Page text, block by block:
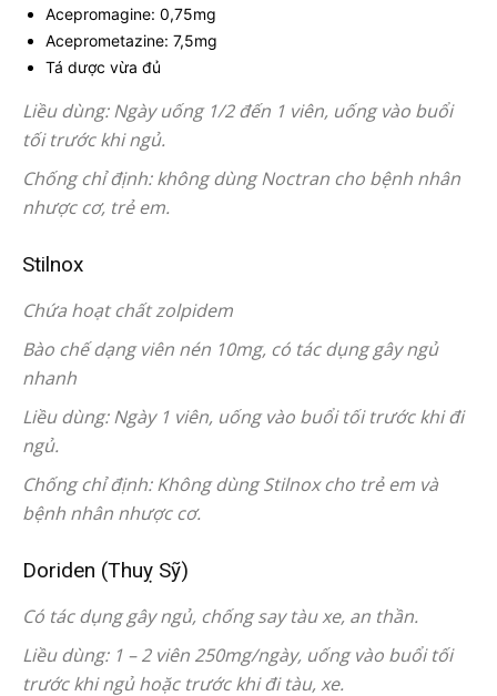
Acepromagine: 0,75mg
Aceprometazine: 7,5mg
Tá dược vừa đủ
Liều dùng: Ngày uống 1/2 đến 1 viên, uống vào buổi
tối trước khi ngủ.
Chống chỉ định: không dùng Noctran cho bệnh nhân
nhược cơ, trẻ em.
Stilnox
Chứa hoạt chất zolpidem
Bào chế dạng viên nén 10mg, có tác dụng gây ngủ
nhanh
Liều dùng: Ngày 1 viên, uống vào buổi tối trước khi đi
ngủ.
Chống chỉ định: Không dùng Stilnox cho trẻ em và
bệnh nhân nhược cơ.
Doriden (Thuỵ Sỹ)
Có tác dụng gây ngủ, chống say tàu xe, an thần.
Liều dùng: 1 – 2 viên 250mg/ngày, uống vào buổi tối
trước khi ngủ hoặc trước khi đi tàu, xe.